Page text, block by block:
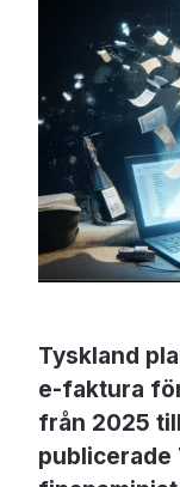
Tyskland
e-faktura
från 2025
publicerade